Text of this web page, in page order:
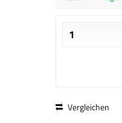
Vergleichen